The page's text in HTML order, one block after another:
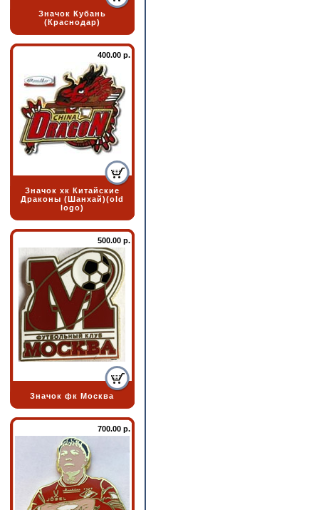
Значок Кубань
(Краснодар)
400.00 р.
Значок хк Китайские
Драконы (Шанхай)(old
logo)
500.00 р.
Значок фк Москва
700.00 р.